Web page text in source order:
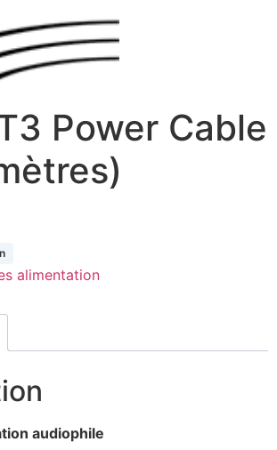
Power Cable
alimentation
audiophile